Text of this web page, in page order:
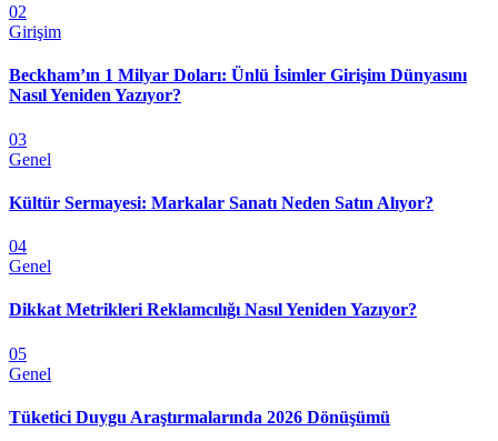
02
Girişim
Beckham’ın 1 Milyar Doları: Ünlü İsimler Girişim Dünyasını
Nasıl Yeniden Yazıyor?
03
Genel
Kültür Sermayesi: Markalar Sanatı Neden Satın Alıyor?
04
Genel
Dikkat Metrikleri Reklamcılığı Nasıl Yeniden Yazıyor?
05
Genel
Tüketici Duygu Araştırmalarında 2026 Dönüşümü